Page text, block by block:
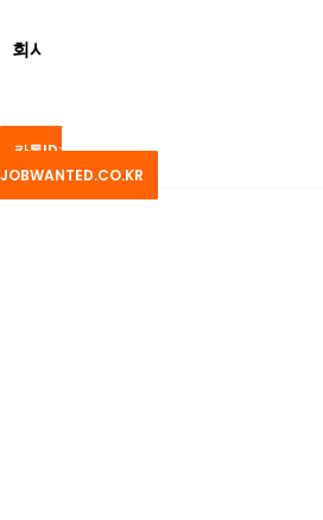
츠
기
회사소개
카톡ID:
JOBWANTED.CO.KR